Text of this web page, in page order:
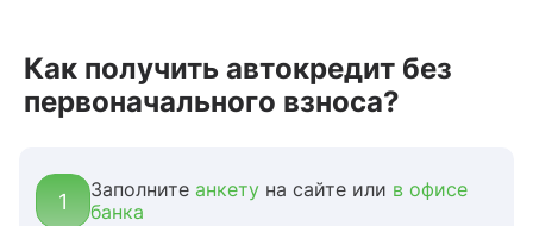
Как получить автокредит без
первоначального взноса?
1 Заполните анкету на сайте или в офисе
банка